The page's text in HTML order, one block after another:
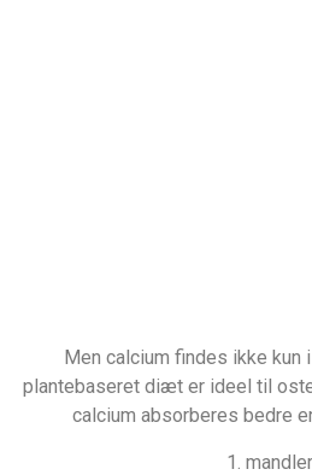
Men calcium findes ikke kun
plantebaseret diæt er ideel til
calcium absorberes bedre
1. mandler